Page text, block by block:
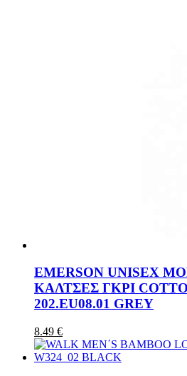
EMERSON UNISEX
ΚΑΛΤΣΕΣ ΓΚΡΙ
202.EU08.01 GREY
8.49 €